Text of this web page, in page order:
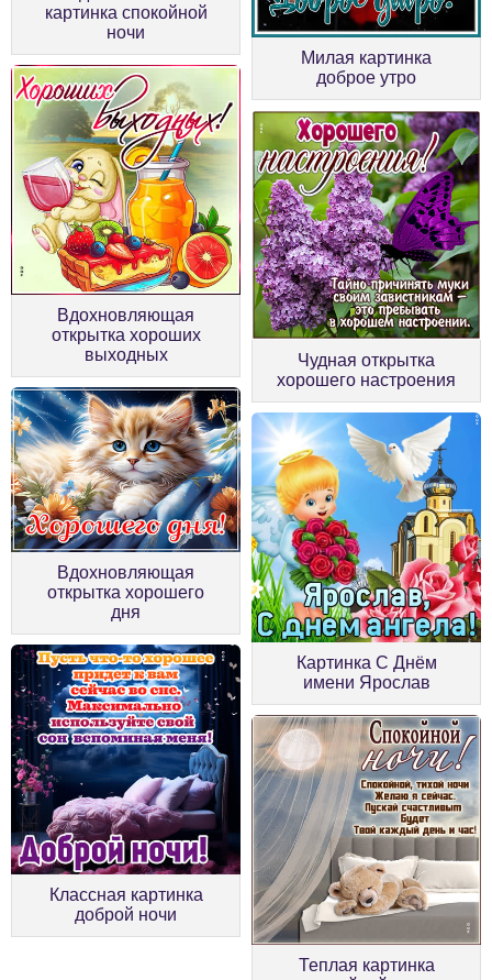
картинка спокойной
ночи
Милая картинка
доброе утро
Вдохновляющая
открытка хороших
выходных
Чудная открытка
хорошего настроения
Вдохновляющая
открытка хорошего
дня
Картинка С Днём
имени Ярослав
Классная картинка
доброй ночи
Теплая картинка